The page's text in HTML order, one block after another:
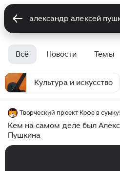
Всё Новости Темы
Культура и искусство
Творческий проект Кофе в сумку
Кем на самом деле был
Пушкина